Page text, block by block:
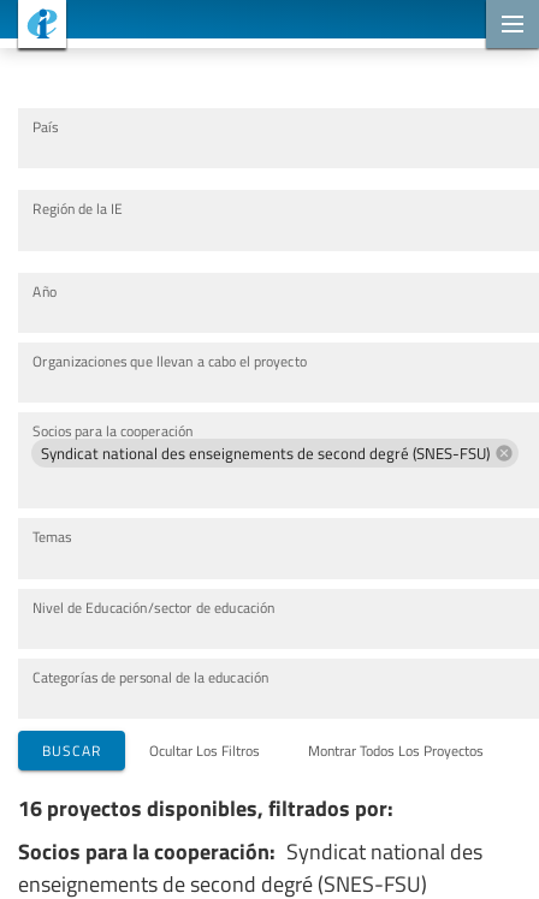
País
Región de la IE
Año
Organizaciones que llevan a cabo el proyecto
Socios para la cooperación
Syndicat national des enseignements de second degré (SNES-FSU)
Temas
Nivel de Educación/sector de educación
Categorías de personal de la educación
BUSCAR Ocultar Los Filtros Montrar Todos Los Proyectos
16 proyectos disponibles, filtrados por:
Socios para la cooperación: Syndicat national des
enseignements de second degré (SNES-FSU)